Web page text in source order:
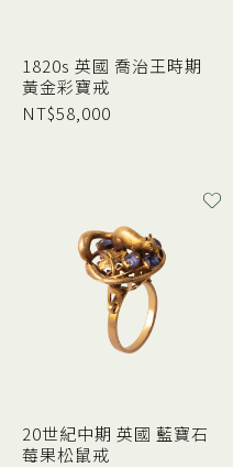
1820s 英國 喬治王時期
黃金彩寶戒
NT$58,000
20世紀中期 英國 藍寶石
莓果松鼠戒